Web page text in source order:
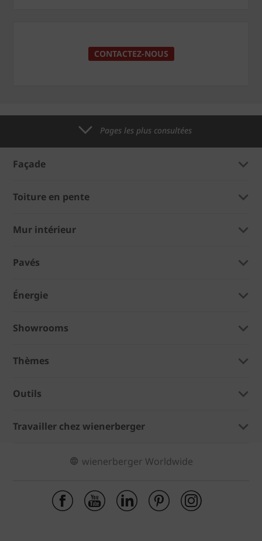
CONTACTEZ-NOUS
Pages les plus consultées
Façade
Toiture en pente
Mur intérieur
Pavés
Énergie
Showrooms
Thèmes
Outils
Travailler chez wienerberger
wienerberger Worldwide